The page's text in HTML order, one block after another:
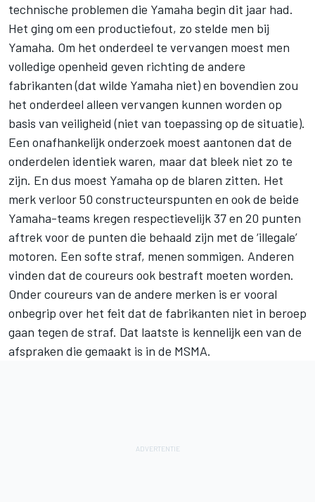
technische problemen die Yamaha begin dit jaar had.
Het ging om een productiefout, zo stelde men bij
Yamaha. Om het onderdeel te vervangen moest men
volledige openheid geven richting de andere
fabrikanten (dat wilde Yamaha niet) en bovendien zou
het onderdeel alleen vervangen kunnen worden op
basis van veiligheid (niet van toepassing op de situatie).
Een onafhankelijk onderzoek moest aantonen dat de
onderdelen identiek waren, maar dat bleek niet zo te
zijn. En dus moest Yamaha op de blaren zitten. Het
merk verloor 50 constructeurspunten en ook de beide
Yamaha-teams kregen respectievelijk 37 en 20 punten
aftrek voor de punten die behaald zijn met de ‘illegale’
motoren. Een softe straf, menen sommigen. Anderen
vinden dat de coureurs ook bestraft moeten worden.
Onder coureurs van de andere merken is er vooral
onbegrip over het feit dat de fabrikanten niet in beroep
gaan tegen de straf. Dat laatste is kennelijk een van de
afspraken die gemaakt is in de MSMA.